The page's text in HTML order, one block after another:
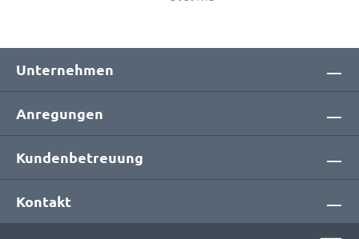
Unternehmen
Anregungen
Kundenbetreuung
Kontakt